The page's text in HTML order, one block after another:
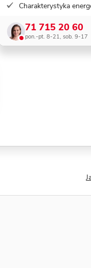
Charakterystyka
71 715 20 60
pon.-pt. 8-21, sob. 9-17